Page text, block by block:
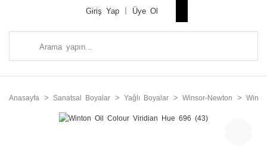
Giriş Yap Üye Ol
Anasayfa Sanatsal Boyalar Yağlı Boyalar Winsor-Newton